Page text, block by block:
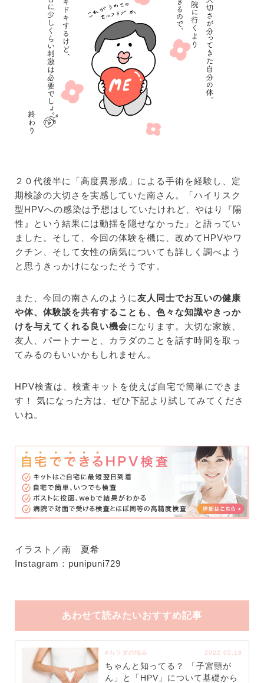
２０代後半に「高度異形成」による手術を経験し、定
期検診の大切さを実感していた南さん。「ハイリスク
型HPVへの感染は予想はしていたけれど、やはり『陽
性』という結果には動揺を隠せなかった」と語ってい
ました。そして、今回の体験を機に、改めてHPVやワ
クチン、そして女性の病気についても詳しく調べよう
と思うきっかけになったそうです。
また、今回の南さんのように友人同士でお互いの健康
や体、体験談を共有することも、色々な知識やきっか
けを与えてくれる良い機会になります。大切な家族、
友人、パートナーと、カラダのことを話す時間を取っ
てみるのもいいかもしれません。
HPV検査は、検査キットを使えば自宅で簡単にできま
す！ 気になった方は、ぜひ下記より試してみてくださ
いね。
イラスト／南 夏希
Instagram：punipuni729
あわせて読みたいおすすめ記事
#カラダの悩み 2022.05.18
ちゃんと知ってる？ 「子宮頸が
ん」と「HPV」について基礎から